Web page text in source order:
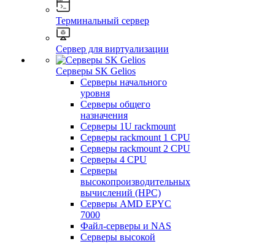
Терминальный сервер
Сервер для виртуализации
Серверы SK Gelios
Серверы начального
уровня
Серверы общего
назначения
Серверы 1U rackmount
Серверы rackmount 1 CPU
Серверы rackmount 2 CPU
Серверы 4 CPU
Серверы
высокопроизводительных
вычислений (HPC)
Серверы AMD EPYC
7000
Файл-серверы и NAS
Серверы высокой